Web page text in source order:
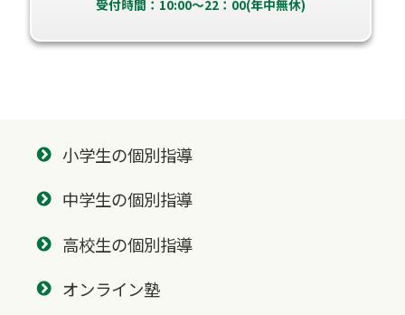
受付時間：10:00～22：00(年中無休)
小学生の個別指導
中学生の個別指導
高校生の個別指導
オンライン塾